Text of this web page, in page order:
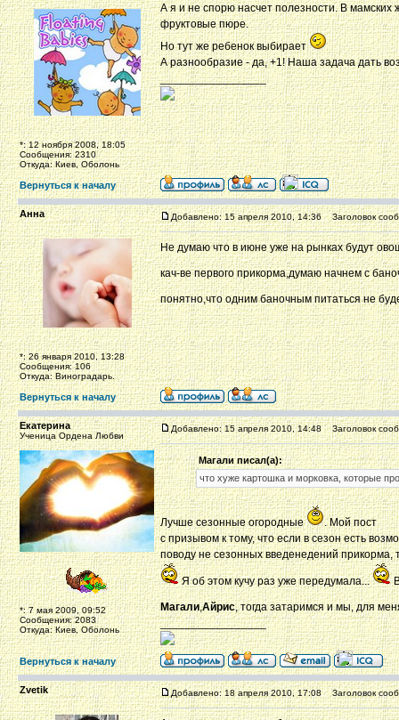
*: 12 ноября 2008, 18:05
Сообщения: 2310
Откуда: Киев, Оболонь
А я и не спорю насчет полезности. В мамских
фруктовые пюре.
Но тут же ребенок выбирает
А разнообразие - да, +1! Наша задача дать
_________________
Вернуться к началу
Анна
*: 26 января 2010, 13:28
Сообщения: 106
Откуда: Виноградарь.
Добавлено: 15 апреля 2010, 14:36 Заголовок
Не думаю что в июне уже на рынках будут
кач-ве первого прикорма,думаю начнем с
понятно,что одним баночным питаться не
Вернуться к началу
Екатерина
Ученица Ордена Любви
*: 7 мая 2009, 09:52
Сообщения: 2083
Откуда: Киев, Оболонь
Добавлено: 15 апреля 2010, 14:48 Заголовок
Магали писал(а):
что хуже картошка и морковка, которые
Лучше сезонные огородные
. Мой пост
с призывом к тому, что если в сезон есть
поводу не сезонных введенедений прикорма,
Я об этом кучу раз уже передумала...
Магали,Айрис, тогда затаримся и мы, для
_________________
Вернуться к началу
Zvetik Добавлено: 18 апреля 2010, 17:08 Заголовок